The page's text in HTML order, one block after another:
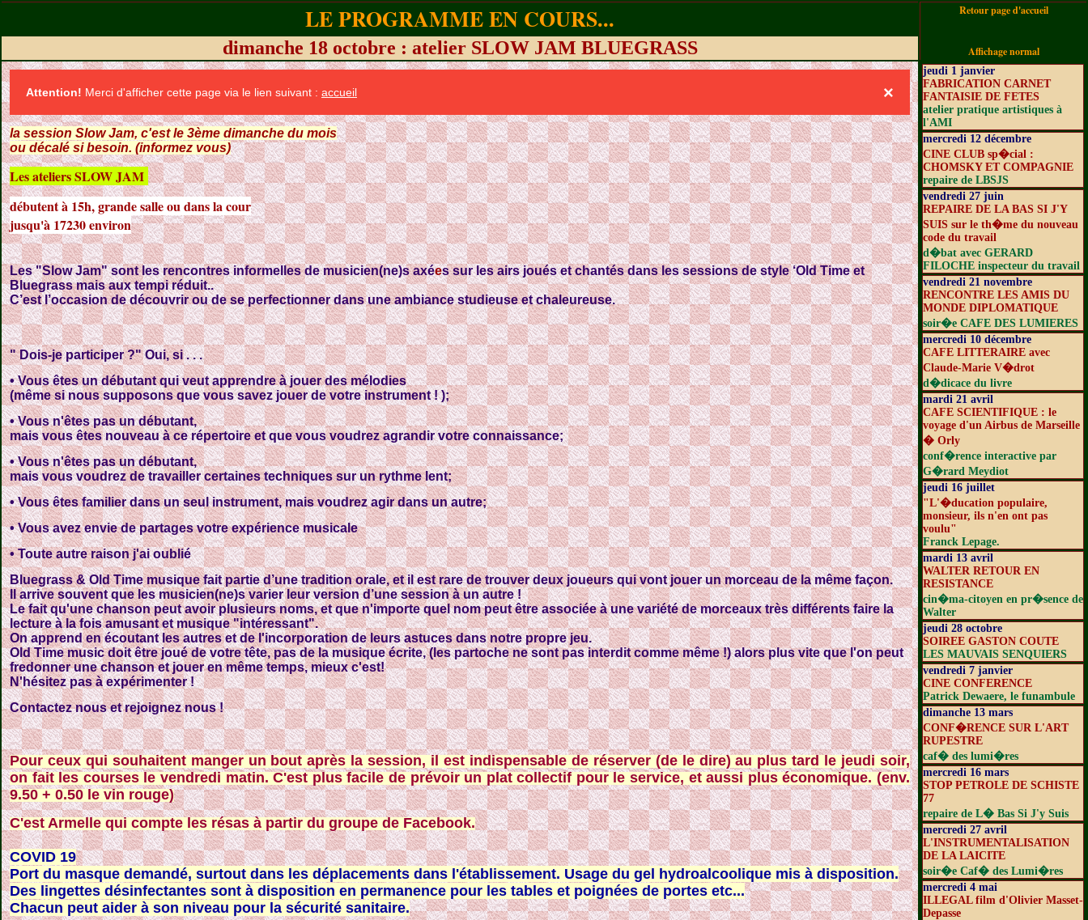
LE PROGRAMME EN COURS... Retour page d'accueil
Affichage normal
dimanche 18 octobre : atelier SLOW JAM BLUEGRASS
×
Attention! Merci d'afficher cette page via le lien suivant : accueil
la session Slow Jam, c'est le 3ème dimanche du mois
ou décalé si besoin. (informez vous)
Les ateliers SLOW JAM
débutent à 15h, grande salle ou dans la cour
jusqu'à 17230 environ
Les"Slow Jam" sont les rencontres informelles de musicien(ne)s axées sur les airs joués et chantés dans les sessions de style ‘Old Timeet
Bluegrassmais aux tempi réduit..
C’est l’occasion de découvrir ou de se perfectionner dans une ambiance studieuse et chaleureuse.
" Dois-je participer ?" Oui, si . . .
• Vous êtes un débutant qui veut apprendre à jouer des mélodies
(même si nous supposons que vous savez jouer de votre instrument ! );
• Vous n'êtes pas un débutant,
mais vous êtes nouveau à ce répertoire et que vous voudrez agrandir votre connaissance;
• Vous n'êtes pas un débutant,
mais vous voudrez de travailler certaines techniques sur un rythme lent;
• Vous êtes familier dans un seul instrument, mais voudrez agir dans un autre;
• Vous avez envie de partages votre expérience musicale
• Toute autre raison j'ai oublié
Bluegrass & Old Time musique fait partie d’une tradition orale, et il est rare de trouver deux joueurs qui vont jouer un morceau de la même façon.
Il arrive souvent que les musicien(ne)s varier leur version d’une session à un autre !
Le fait qu'une chanson peut avoir plusieurs noms, et que n'importe quel nom peut être associée à une variété de morceaux très différents faire la
lecture à la fois amusant et musique "intéressant".
On apprend en écoutant les autres et de l'incorporation de leurs astuces dans notre propre jeu.
Old Time music doit être joué de votre tête, pas de la musique écrite, (les partoche ne sont pas interdit comme même !) alors plus vite que l'on peut
fredonner une chanson et jouer en même temps, mieux c'est!
N'hésitez pas à expérimenter !
Contactez nous et rejoignez nous !
Pour ceux qui souhaitent manger un bout après la session, il est indispensable de réserver (de le dire) au plus tard le jeudi soir,
on fait les courses le vendredi matin. C'est plus facile de prévoir un plat collectif pour le service, et aussi plus économique. (env.
9.50 + 0.50 le vin rouge)
C'est Armelle qui compte les résas à partir du groupe de Facebook.
COVID 19
Port du masque demandé, surtout dans les déplacements dans l'établissement. Usage du gel hydroalcoolique mis à disposition.
Des lingettes désinfectantes sont à disposition en permanence pour les tables et poignées de portes etc...
Chacun peut aider à son niveau pour la sécurité sanitaire.
jeudi 1 janvier
FABRICATION CARNET
FANTAISIE DE FETES
atelier pratique artistiques à
l'AMI
mercredi 12 décembre
CINE CLUB sp�cial :
CHOMSKY ET COMPAGNIE
repaire de LBSJS
vendredi 27 juin
REPAIRE DE LA BAS SI J'Y
SUIS sur le th�me du nouveau
code du travail
d�bat avec GERARD
FILOCHE inspecteur du travail
vendredi 21 novembre
RENCONTRE LES AMIS DU
MONDE DIPLOMATIQUE
soir�e CAFE DES LUMIERES
mercredi 10 décembre
CAFE LITTERAIRE avec
Claude-Marie V�drot
d�dicace du livre
mardi 21 avril
CAFE SCIENTIFIQUE : le
voyage d'un Airbus de Marseille
� Orly
conf�rence interactive par
G�rard Meydiot
jeudi 16 juillet
"L'�ducation populaire,
monsieur, ils n'en ont pas
voulu"
Franck Lepage.
mardi 13 avril
WALTER RETOUR EN
RESISTANCE
cin�ma-citoyen en pr�sence de
Walter
jeudi 28 octobre
SOIREE GASTON COUTE
LES MAUVAIS SENQUIERS
vendredi 7 janvier
CINE CONFERENCE
Patrick Dewaere, le funambule
dimanche 13 mars
CONF�RENCE SUR L'ART
RUPESTRE
caf� des lumi�res
mercredi 16 mars
STOP PETROLE DE SCHISTE
77
repaire de L� Bas Si J'y Suis
mercredi 27 avril
L'INSTRUMENTALISATION
DE LA LAICITE
soir�e Caf� des Lumi�res
mercredi 4 mai
ILLEGAL film d'Olivier Masset-
Depasse